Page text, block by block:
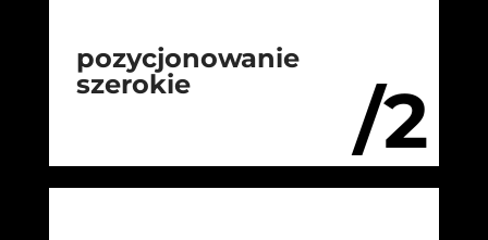
/2
pozycjonowanie
szerokie